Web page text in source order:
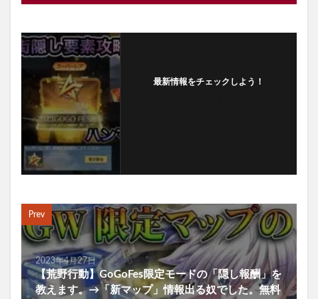
最新情報をチェックしよう！
Prev
2023年4月27日
【荒野行動】GoGoFes限定モードの「隠し報酬」を
教えます。→「新マップ」情報出る奴でした。無料